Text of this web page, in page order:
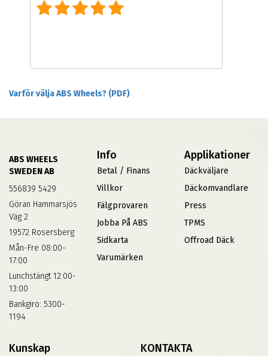
Varför välja ABS Wheels? (PDF)
ABS WHEELS
SWEDEN AB
556839 5429
Göran Hammarsjös
Väg 2
19572 Rosersberg
Mån-Fre 08:00-
17:00
Lunchstängt 12:00-
13:00
Bankgiro: 5300-
1194
Info
Betal / Finans
Villkor
Fälgprovaren
Jobba På ABS
Sidkarta
Varumärken
Applikationer
Däckväljare
Däckomvandlare
Press
TPMS
Offroad Däck
Kunskap KONTAKTA